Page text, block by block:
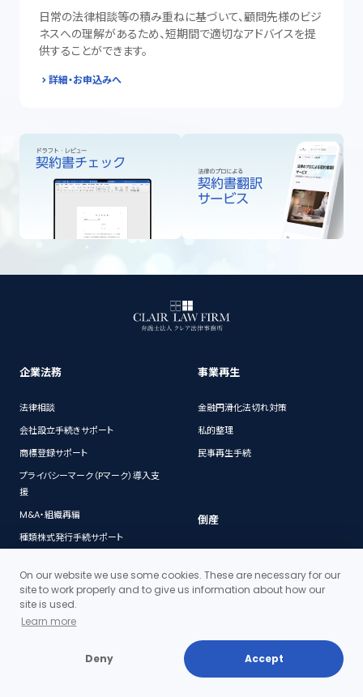
日常の法律相談等の積み重ねに基づいて、顧問先様のビジ
ネスへの理解があるため、短期間で適切なアドバイスを提
供することができます。
詳細・お申込みへ
企業法務
法律相談
会社設立手続きサポート
商標登録サポート
プライバシーマーク（Pマーク）導入支
援
M&A・組織再編
種類株式発行手続サポート
チ
契約書チェック（ドラフト・レビュー）
社内規程の作成・整備
事業再生
金融円滑化法切れ対策
私的整理
民事再生手続
倒産
コンプライアンス
M&A
On our website we use some cookies. These are necessary for our
site to work properly and to give us information about how our
site is used.
Learn more
Deny Accept